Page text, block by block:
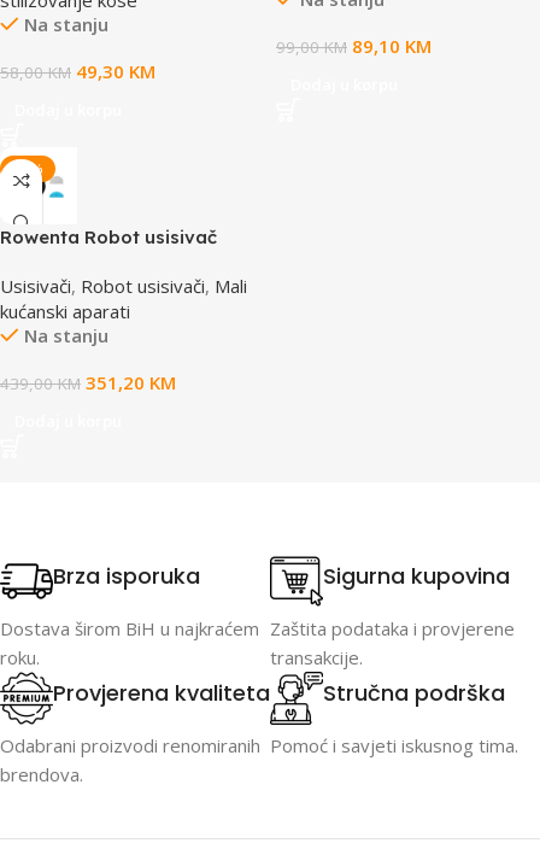
Na stanju
58,00KM 49,30 KM
99,00KM 89,10 KM
-20%
Rowenta Robot usisivač
Usisivači, Robot usisivači, Mali
kućanski aparati
Na stanju
439,00KM 351,20 KM
Brza isporuka
Dostava širom BiH u najkraćem
roku.
Sigurna kupovina
Zaštita podataka i provjerene
transakcije.
Provjerena kvaliteta
Odabrani proizvodi renomiranih
brendova.
Stručna podrška
Pomoć i savjeti iskusnog tima.